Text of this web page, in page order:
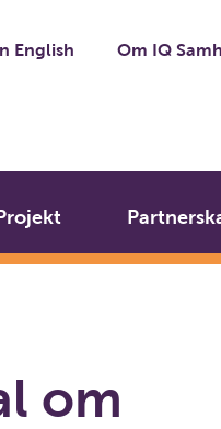
English Om IQ
Projekt
om